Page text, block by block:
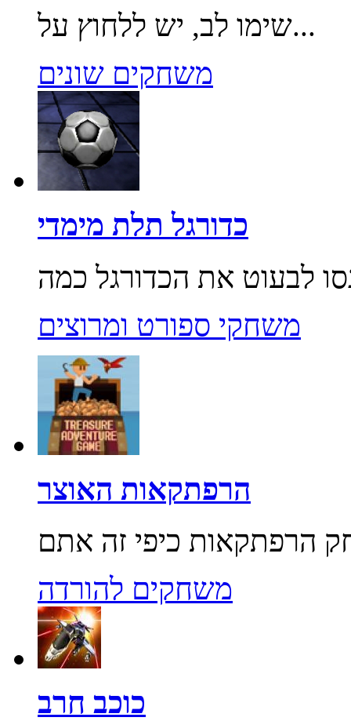
שימו לב, יש ללחוץ על...
משחקים שונים
כדורגל תלת מימדי
משחקי ספורט ומרוצים
הרפתקאות האוצר
משחקים להורדה
כוכב חרב